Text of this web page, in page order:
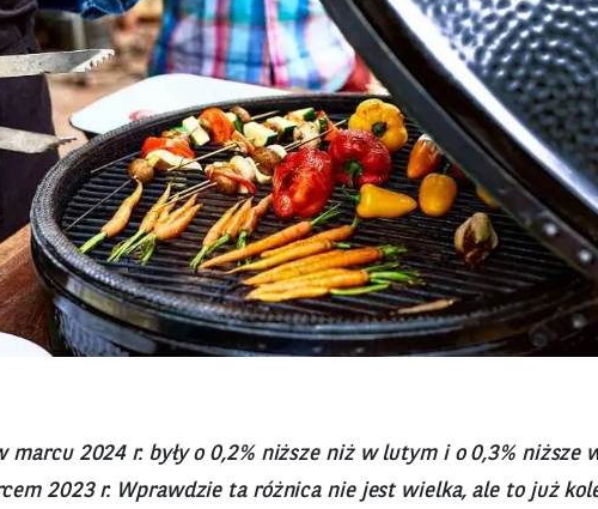
marcu 2024 r. były o 0,2% niższe niż w lutym i o 0,3% niższe
2023 r. Wprawdzie ta różnica nie jest wielka, ale to już